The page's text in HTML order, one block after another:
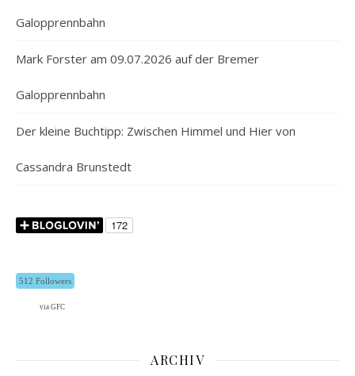
Galopprennbahn
Mark Forster am 09.07.2026 auf der Bremer
Galopprennbahn
Der kleine Buchtipp: Zwischen Himmel und Hier von
Cassandra Brunstedt
512 Followers
via GFC
ARCHIV